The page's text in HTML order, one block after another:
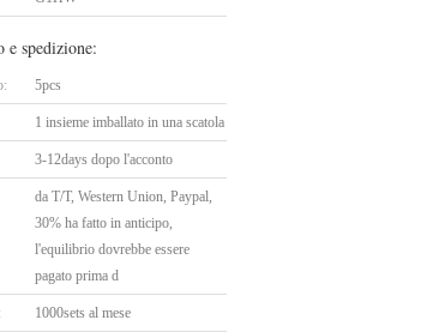
e spedizione:
5pcs
1 insieme imballato in una scatola
3-12days dopo l'acconto
da T/T, Western Union, Paypal,
30% ha fatto in anticipo,
l'equilibrio dovrebbe essere
pagato prima d
1000sets al mese